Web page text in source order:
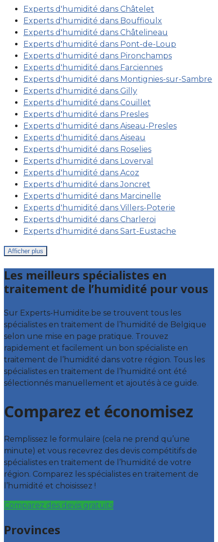
Experts d'humidité dans Châtelet
Experts d'humidité dans Bouffioulx
Experts d'humidité dans Châtelineau
Experts d'humidité dans Pont-de-Loup
Experts d'humidité dans Pironchamps
Experts d'humidité dans Farciennes
Experts d'humidité dans Montignies-sur-Sambre
Experts d'humidité dans Gilly
Experts d'humidité dans Couillet
Experts d'humidité dans Presles
Experts d'humidité dans Aiseau-Presles
Experts d'humidité dans Aiseau
Experts d'humidité dans Roselies
Experts d'humidité dans Loverval
Experts d'humidité dans Acoz
Experts d'humidité dans Joncret
Experts d'humidité dans Marcinelle
Experts d'humidité dans Villers-Poterie
Experts d'humidité dans Charleroi
Experts d'humidité dans Sart-Eustache
Afficher plus
Les meilleurs spécialistes en
traitement de l’humidité pour vous
Sur Experts-Humidite.be se trouvent tous les
spécialistes en traitement de l’humidité de Belgique
selon une mise en page pratique. Trouvez
rapidement et facilement un bon spécialiste en
traitement de l’humidité dans votre région. Tous les
spécialistes en traitement de l’humidité ont été
sélectionnés manuellement et ajoutés à ce guide.
Comparez et économisez
Remplissez le formulaire (cela ne prend qu’une
minute) et vous recevrez des devis compétitifs de
spécialistes en traitement de l’humidité de votre
région. Comparez les spécialistes en traitement de
l’humidité et choisissez !
Comparez des devis gratuits
Provinces